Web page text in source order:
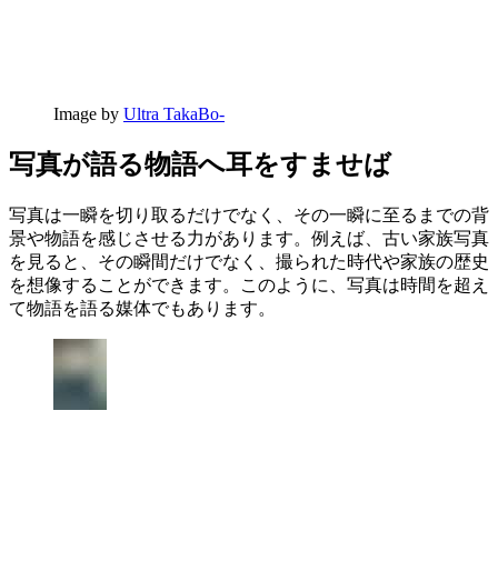
Image by Ultra TakaBo-
写真が語る物語へ耳をすませば
写真は一瞬を切り取るだけでなく、その一瞬に至るまでの背
景や物語を感じさせる力があります。例えば、古い家族写真
を見ると、その瞬間だけでなく、撮られた時代や家族の歴史
を想像することができます。このように、写真は時間を超え
て物語を語る媒体でもあります。